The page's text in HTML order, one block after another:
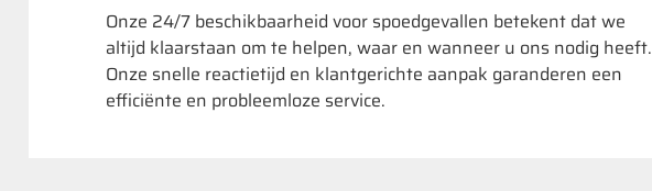
Onze 24/7 beschikbaarheid voor spoedgevallen betekent dat we
altijd klaarstaan om te helpen, waar en wanneer u ons nodig heeft.
Onze snelle reactietijd en klantgerichte aanpak garanderen een
efficiënte en probleemloze service.